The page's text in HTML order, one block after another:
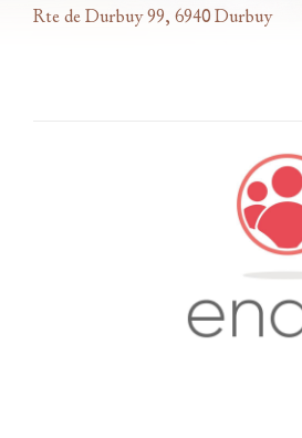
Rte de Durbuy 99, 6940 Durbuy